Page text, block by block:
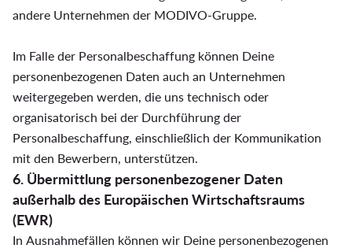
andere Unternehmen der MODIVO-Gruppe.
Im Falle der Personalbeschaffung können Deine
personenbezogenen Daten auch an Unternehmen
weitergegeben werden, die uns technisch oder
organisatorisch bei der Durchführung der
Personalbeschaffung, einschließlich der Kommunikation
mit den Bewerbern, unterstützen.
6. Übermittlung personenbezogener Daten
außerhalb des Europäischen Wirtschaftsraums
(EWR)
In Ausnahmefällen können wir Deine personenbezogenen